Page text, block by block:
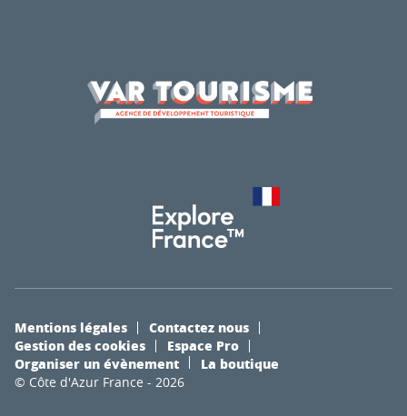
© Côte d'Azur France - 2026
Mentions légales
Contactez nous
Gestion des cookies
Espace Pro
Organiser un évènement
La boutique